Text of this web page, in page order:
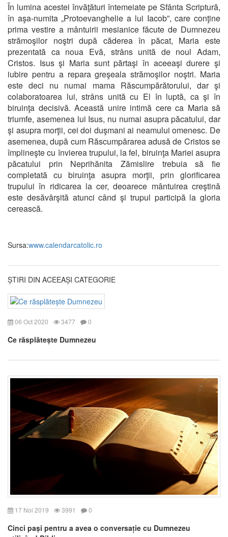
În lumina acestei învăţături întemeiate pe Sfânta Scriptură,
în aşa-numita „Protoevanghelie a lui Iacob”, care conţine
prima vestire a mântuirii mesianice făcute de Dumnezeu
strămoşilor noştri după căderea în păcat, Maria este
prezentată ca noua Evă, strâns unită de noul Adam,
Cristos. Isus şi Maria sunt părtaşi în aceeaşi durere şi
iubire pentru a repara greşeala strămoşilor noştri. Maria
este deci nu numai mama Răscumpărătorului, dar şi
colaboratoarea lui, strâns unită cu El în luptă, ca şi în
biruinţa decisivă. Această unire intimă cere ca Maria să
triumfe, asemenea lui Isus, nu numai asupra păcatului, dar
şi asupra morţii, cei doi duşmani ai neamului omenesc. De
asemenea, după cum Răscumpărarea adusă de Cristos se
împlineşte cu învierea trupului, la fel, biruinţa Mariei asupra
păcatului prin Neprihănita Zămislire trebuia să fie
completată cu biruinţa asupra morţii, prin glorificarea
trupului în ridicarea la cer, deoarece mântuirea creştină
este desăvârşită atunci când şi trupul participă la gloria
cerească.
Sursa:www.calendarcatolic.ro
ȘTIRI DIN ACEEAȘI CATEGORIE
06 Oct 2020 3477 0
Ce răsplătește Dumnezeu
17 Noi 2019 3991 0
Cinci pași pentru a avea o conversație cu Dumnezeu